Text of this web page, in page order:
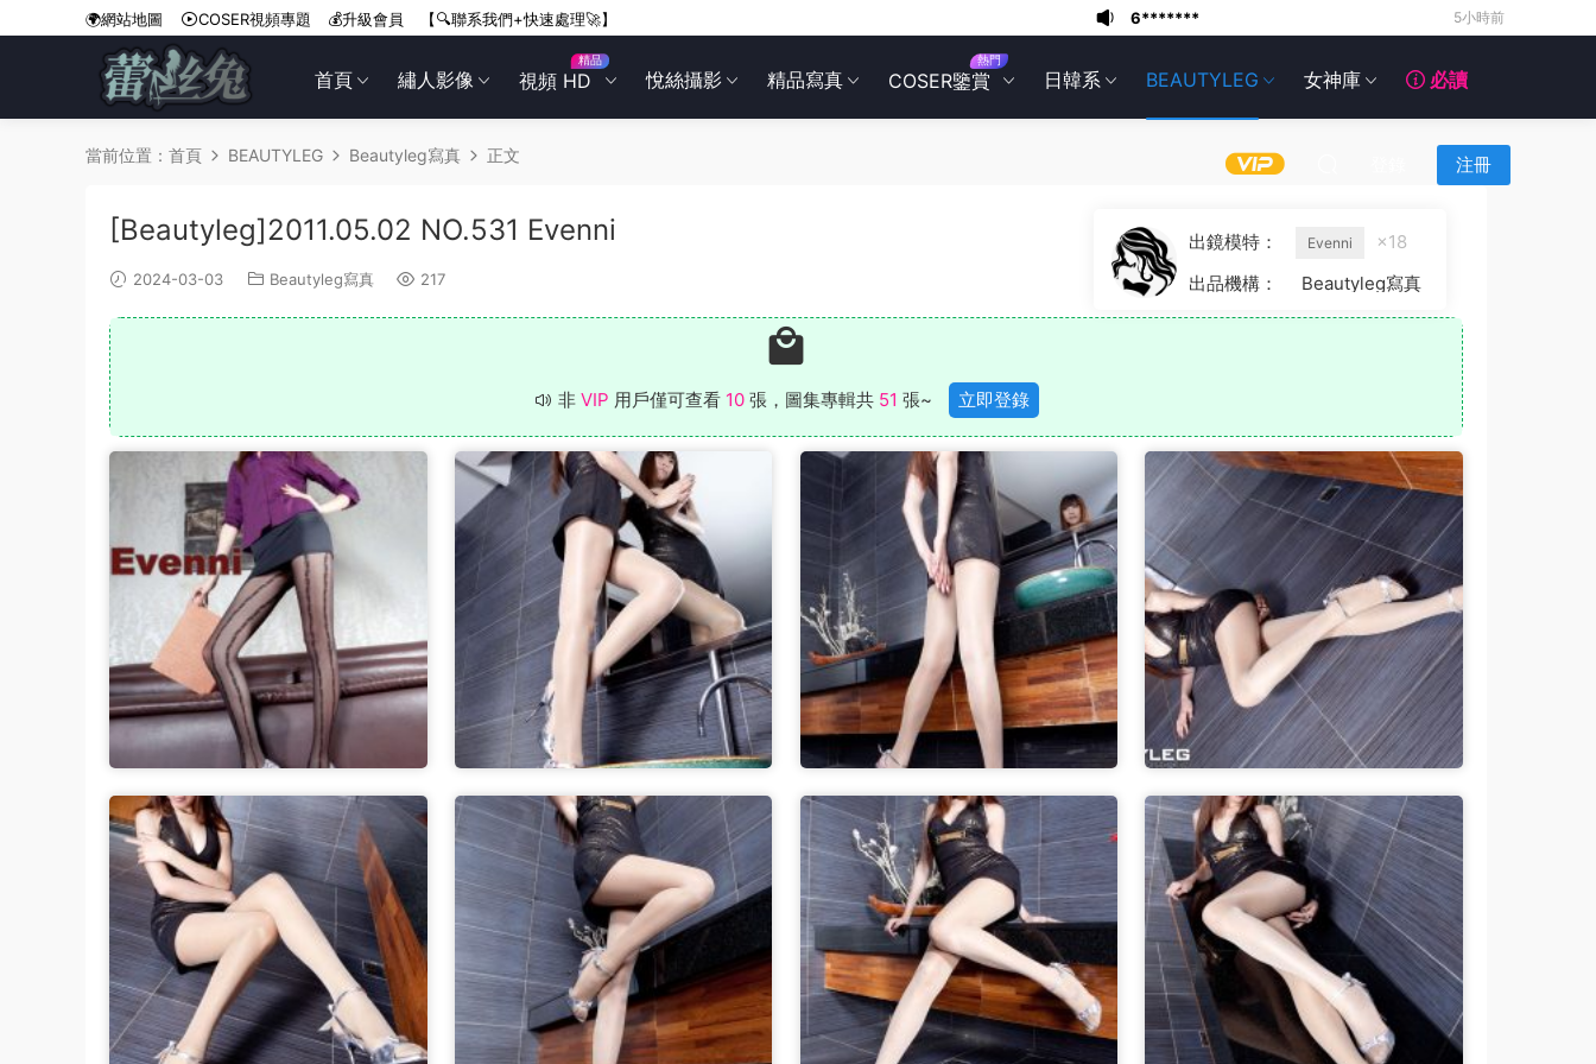
首頁 繡人影像 視頻 HD
精品
悅絲攝影 精品寫真 COSER鑒賞
熱門
日韓系 BEAUTYLEG 女神庫 必讀
注冊
🌍網站地圖 COSER視頻專題 💰升級會員 【🔍聯系我們+快速處理🚀】 6******* 5小時前
6******* 5小時前
6******* 5小時前
5小時前
6*******
6*******
g*******
5小時前
當前位置： 首頁 BEAUTYLEG Beautyleg寫真 正文
[Beautyleg]2011.05.02 NO.531 Evenni
2024-03-03 Beautyleg寫真 217
出鏡模特： Evenni
×18
出品機構：
Beautyleg寫真
非 VIP 用戶僅可查看 10張，圖集專輯共 51 張~ 立即登錄